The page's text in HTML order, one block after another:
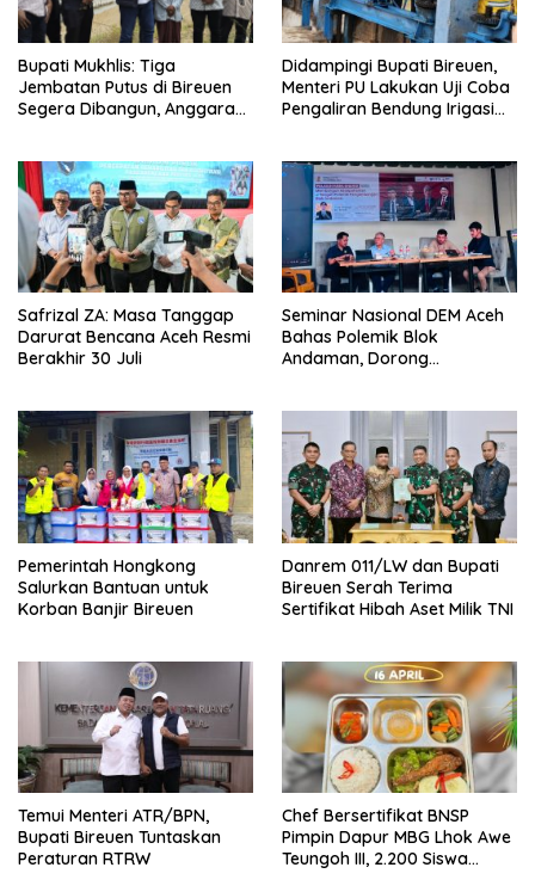
Bupati Mukhlis: Tiga
Jembatan Putus di Bireuen
Segera Dibangun, Anggaran
Didampingi Bupati Bireuen,
Menteri PU Lakukan Uji Coba
Pengaliran Bendung Irigasi
Safrizal ZA: Masa Tanggap
Darurat Bencana Aceh Resmi
Berakhir 30 Juli
Seminar Nasional DEM Aceh
Bahas Polemik Blok
Andaman, Dorong
Pemerintah Hongkong
Salurkan Bantuan untuk
Korban Banjir Bireuen
Danrem 011/LW dan Bupati
Bireuen Serah Terima
Sertifikat Hibah Aset Milik TNI
Temui Menteri ATR/BPN,
Bupati Bireuen Tuntaskan
Peraturan RTRW
Chef Bersertifikat BNSP
Pimpin Dapur MBG Lhok Awe
Teungoh III, 2.200 Siswa